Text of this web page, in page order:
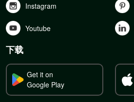
Instagram
Youtube
下载
Get it on
Google Play